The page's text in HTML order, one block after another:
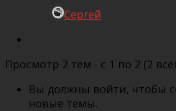
Сергей
Просмотр 2 тем - с 1 по 2 (2
Вы должны войти, чтобы
новые темы.